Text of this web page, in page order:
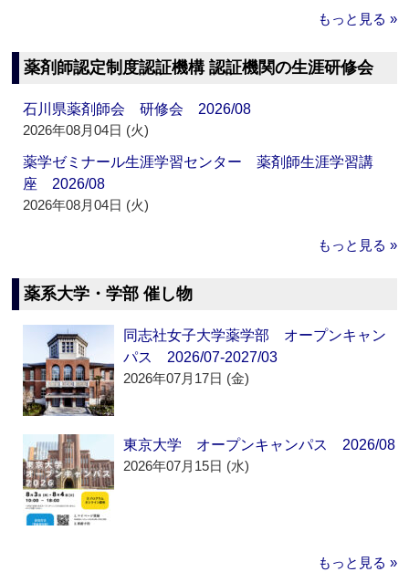
もっと見る »
薬剤師認定制度認証機構 認証機関の生涯研修会
石川県薬剤師会 研修会 2026/08
2026年08月04日 (火)
薬学ゼミナール生涯学習センター 薬剤師生涯学習講
座 2026/08
2026年08月04日 (火)
もっと見る »
薬系大学・学部 催し物
同志社女子大学薬学部 オープンキャン
パス 2026/07-2027/03
2026年07月17日 (金)
東京大学 オープンキャンパス 2026/08
2026年07月15日 (水)
もっと見る »